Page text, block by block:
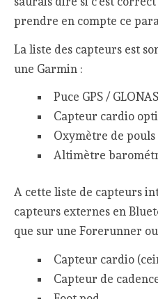
prendre en compte ce
La liste des capteurs est
une Garmin :
Puce GPS /
Capteur cardio
Oxymètre de pouls
Altimètre
A cette liste de capteurs
capteurs externes en
que sur une Forerunner
Capteur cardio
Capteur de